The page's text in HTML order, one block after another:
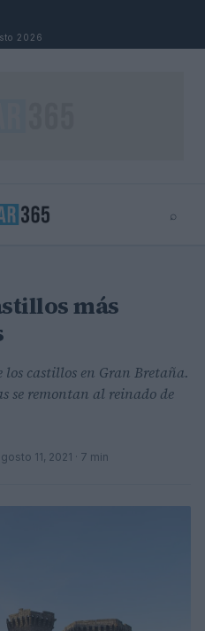
2026
⌕
más
los castillos en Gran Bretaña.
se remontan al reinado de
11, 2021 · 7 min